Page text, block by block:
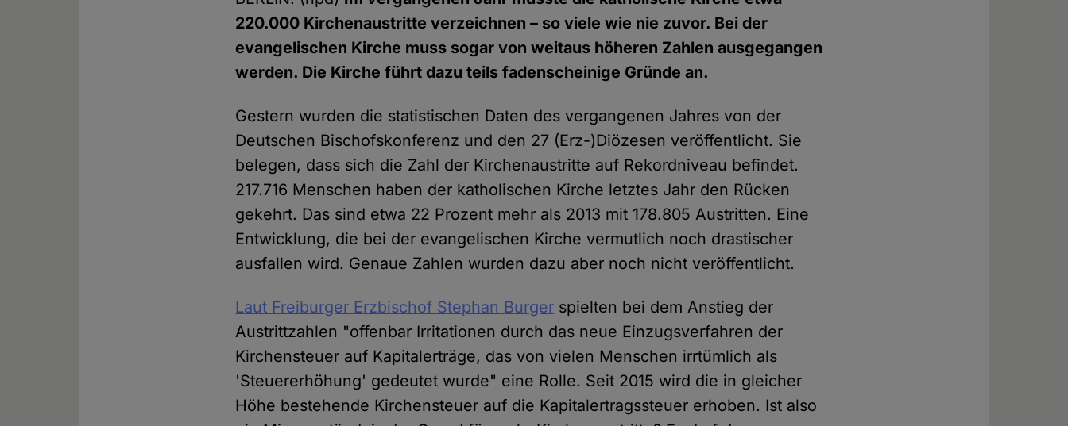
220.000 Kirchenaustritte verzeichnen – so viele wie nie zuvor. Bei der
evangelischen Kirche muss sogar von weitaus höheren Zahlen ausgegangen
werden. Die Kirche führt dazu teils fadenscheinige Gründe an.
Gestern wurden die statistischen Daten des vergangenen Jahres von der
Deutschen Bischofskonferenz und den 27 (Erz-)Diözesen veröffentlicht. Sie
belegen, dass sich die Zahl der Kirchenaustritte auf Rekordniveau befindet.
217.716 Menschen haben der katholischen Kirche letztes Jahr den Rücken
gekehrt. Das sind etwa 22 Prozent mehr als 2013 mit 178.805 Austritten. Eine
Entwicklung, die bei der evangelischen Kirche vermutlich noch drastischer
ausfallen wird. Genaue Zahlen wurden dazu aber noch nicht veröffentlicht.
Laut Freiburger Erzbischof Stephan Burger spielten bei dem Anstieg der
Austrittzahlen "offenbar Irritationen durch das neue Einzugsverfahren der
Kirchensteuer auf Kapitalerträge, das von vielen Menschen irrtümlich als
'Steuererhöhung' gedeutet wurde" eine Rolle. Seit 2015 wird die in gleicher
Höhe bestehende Kirchensteuer auf die Kapitalertragssteuer erhoben. Ist also